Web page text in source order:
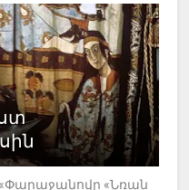
«Փարաջանովը «Նռան